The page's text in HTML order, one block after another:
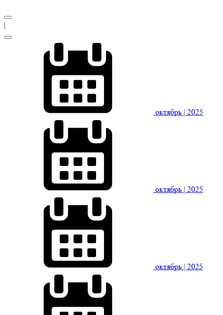
|
октябрь | 2025
октябрь | 2025
октябрь | 2025